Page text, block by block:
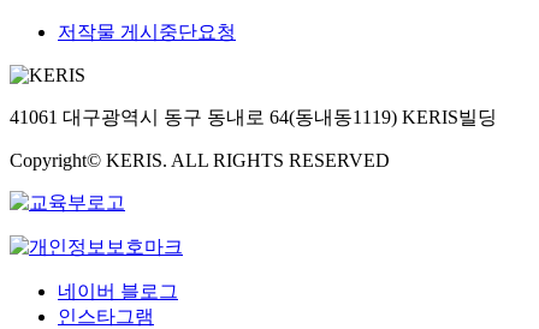
저작물 게시중단요청
41061 대구광역시 동구 동내로 64(동내동1119) KERIS빌딩
Copyright© KERIS. ALL RIGHTS RESERVED
네이버 블로그
인스타그램